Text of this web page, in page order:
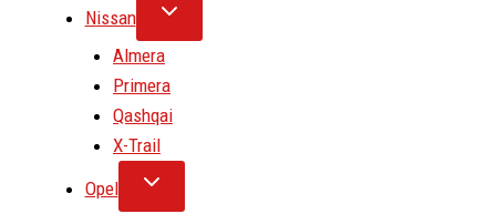
Nissan
Almera
Primera
Qashqai
X-Trail
Opel